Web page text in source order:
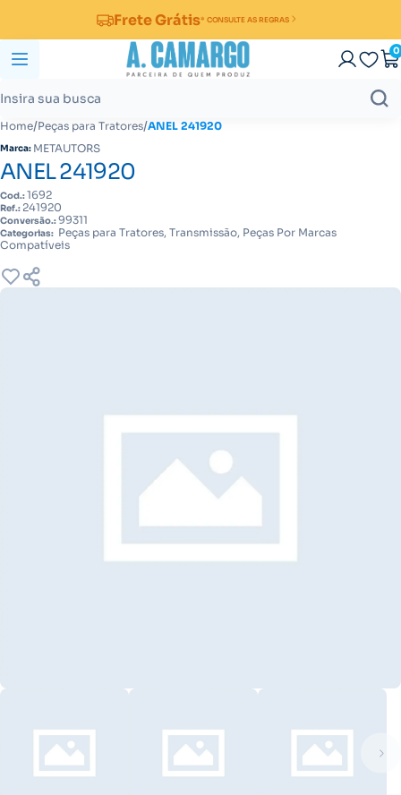
Frete Grátis* CONSULTE AS REGRAS
0
Home/Peças para Tratores/ANEL 241920
Marca: METAUTORS
ANEL 241920
Cod.:1692
Ref.: 241920
Conversão.:99311
Categorias: Peças para Tratores, Transmissão, Peças Por Marcas
Compatíveis